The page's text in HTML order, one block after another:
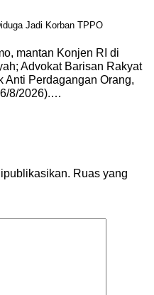
Jadi Korban TPPO
mantan Konjen RI di
Advokat Barisan Rakyat
Anti Perdagangan Orang,
8/2026).…
Ruas yang